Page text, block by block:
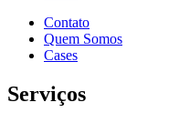
Contato
Quem Somos
Cases
Serviços